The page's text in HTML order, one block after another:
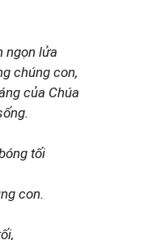
ngọn lửa
chúng con,
của Chúa
tối
con.